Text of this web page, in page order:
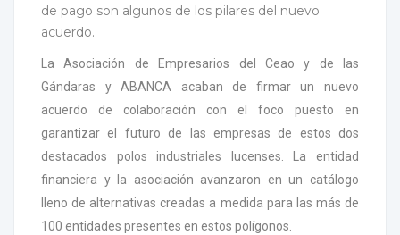
de pago son algunos de los pilares del nuevo
acuerdo.
La Asociación de Empresarios del Ceao y de las
Gándaras y ABANCA acaban de firmar un nuevo
acuerdo de colaboración con el foco puesto en
garantizar el futuro de las empresas de estos dos
destacados polos industriales lucenses. La entidad
financiera y la asociación avanzaron en un catálogo
lleno de alternativas creadas a medida para las más de
100 entidades presentes en estos polígonos.